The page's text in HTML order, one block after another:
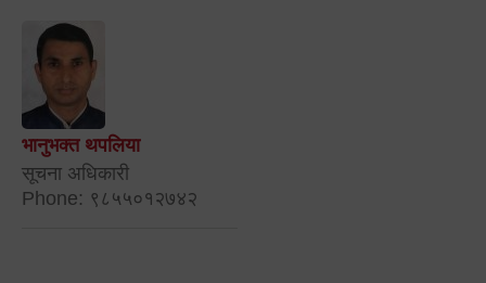
भानुभक्त थपलिया
सूचना अधिकारी
Phone: ९८५५०१२७४२